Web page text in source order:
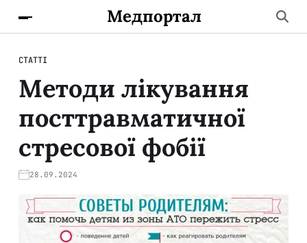
Медпортал
СТАТТІ
Методи лікування
посттравматичної
стресової фобії
28.09.2024